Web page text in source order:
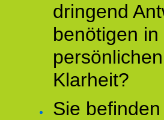
dringend
benötigen in
Klarheit?
Sie